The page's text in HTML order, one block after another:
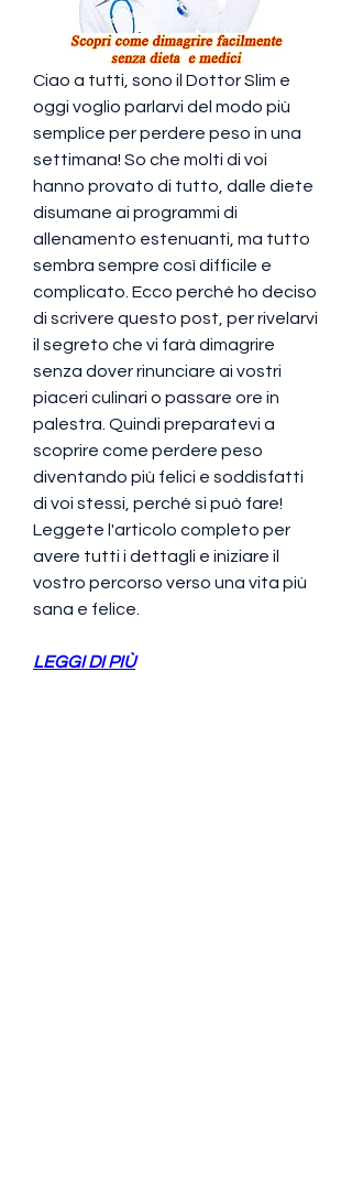
Ciao a tutti, sono il Dottor Slim e
oggi voglio parlarvi del modo più
semplice per perdere peso in una
settimana! So che molti di voi
hanno provato di tutto, dalle diete
disumane ai programmi di
allenamento estenuanti, ma tutto
sembra sempre così difficile e
complicato. Ecco perché ho deciso
di scrivere questo post, per rivelarvi
il segreto che vi farà dimagrire
senza dover rinunciare ai vostri
piaceri culinari o passare ore in
palestra. Quindi preparatevi a
scoprire come perdere peso
diventando più felici e soddisfatti
di voi stessi, perché si può fare!
Leggete l'articolo completo per
avere tutti i dettagli e iniziare il
vostro percorso verso una vita più
sana e felice.
LEGGI DI PIÙ